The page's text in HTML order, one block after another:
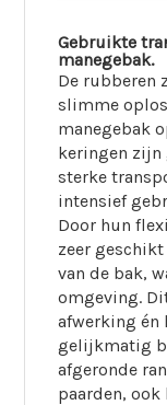
Gebruikte
manegebak.
De rubberen
slimme
manegebak
keringen zijn
sterke
intensief
Door hun
zeer
van de bak,
omgeving.
afwerking én
gelijkmatig
afgeronde
paarden,